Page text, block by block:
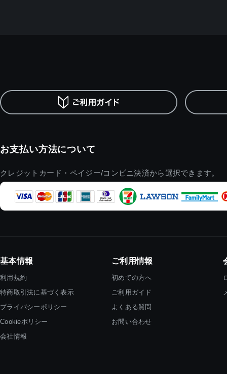
お支払い方法について
クレジットカード・ペイジー/コンビニ決済から選択できます。
基本情報
利用規約
特商取引法に基づく表示
プライバシーポリシー
Cookieポリシー
会社情報
ご利用情報
初めての方へ
ご利用ガイド
よくある質問
お問い合わせ